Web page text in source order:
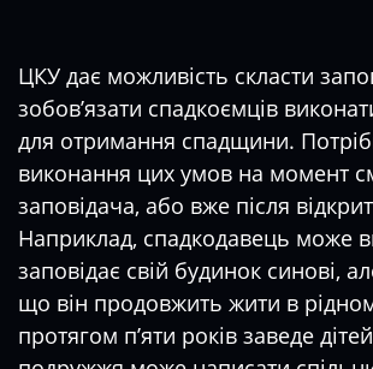
ЦКУ дає можливість скласти
зобов’язати спадкоємців
для отримання спадщини.
виконання цих умов на момент
заповідача, або вже після
Наприклад, спадкодавець може
заповідає свій будинок синові,
що він продовжить жити в
протягом п’яти років заведе